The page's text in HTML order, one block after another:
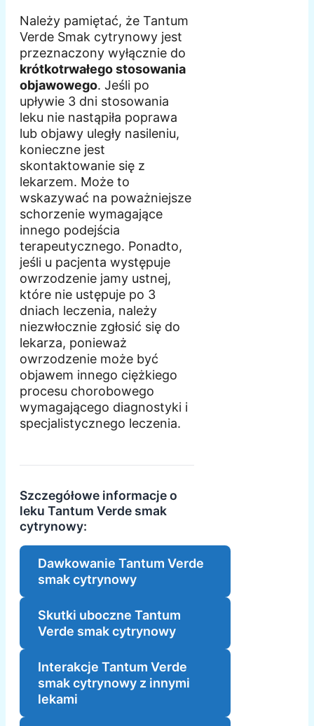
Należy pamiętać, że Tantum
Verde Smak cytrynowy jest
przeznaczony wyłącznie do
krótkotrwałego stosowania
objawowego. Jeśli po
upływie 3 dni stosowania
leku nie nastąpiła poprawa
lub objawy uległy nasileniu,
konieczne jest
skontaktowanie się z
lekarzem. Może to
wskazywać na poważniejsze
schorzenie wymagające
innego podejścia
terapeutycznego. Ponadto,
jeśli u pacjenta występuje
owrzodzenie jamy ustnej,
które nie ustępuje po 3
dniach leczenia, należy
niezwłocznie zgłosić się do
lekarza, ponieważ
owrzodzenie może być
objawem innego ciężkiego
procesu chorobowego
wymagającego diagnostyki i
specjalistycznego leczenia.
Szczegółowe informacje o
leku Tantum Verde smak
cytrynowy:
Dawkowanie Tantum Verde
smak cytrynowy
Skutki uboczne Tantum
Verde smak cytrynowy
Interakcje Tantum Verde
smak cytrynowy z innymi
lekami